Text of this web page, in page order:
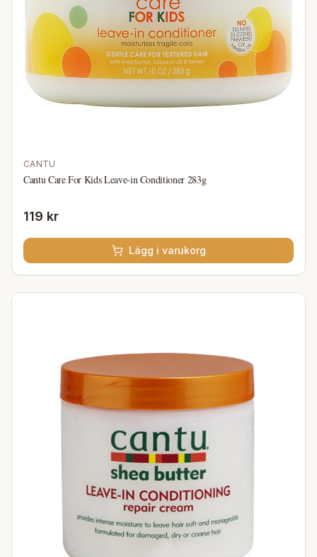
CANTU
Cantu Care For Kids Leave-in Conditioner 283g
119 kr
Lägg i varukorg